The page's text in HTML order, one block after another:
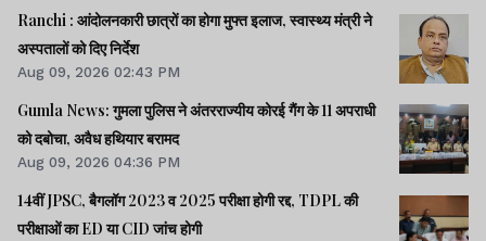
Ranchi : आंदोलनकारी छात्रों का होगा मुफ्त इलाज, स्वास्थ्य मंत्री ने
अस्पतालों को दिए निर्देश
Aug 09, 2026 02:43 PM
Gumla News: गुमला पुलिस ने अंतरराज्यीय कोरई गैंग के 11 अपराधी
को दबोचा, अवैध हथियार बरामद
Aug 09, 2026 04:36 PM
14वीं JPSC, बैगलॉग 2023 व 2025 परीक्षा होगी रद्द, TDPL की
परीक्षाओं का ED या CID जांच होगी